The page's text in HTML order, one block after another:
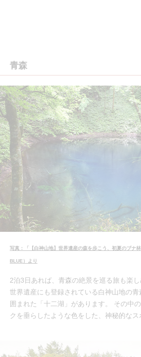
青森
写真：「【白神山地】世界遺産の森を歩こう、初夏のブナ
BLUE）より
2泊3日あれば、青森の絶景を巡る旅も楽し
世界遺産にも登録されている白神山地の
囲まれた「十二湖」があります。 その中
クを垂らしたような色をした、神秘的なス